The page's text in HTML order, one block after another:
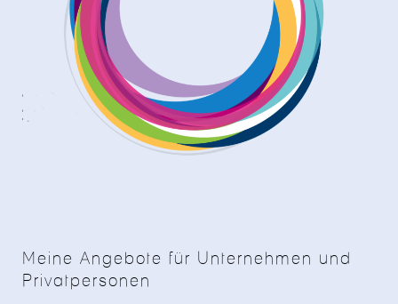
Meine Angebote für Unternehmen und
Privatpersonen